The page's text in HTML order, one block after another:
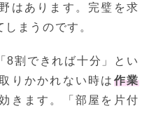
はあります。完璧を求
まうのです。
8割できれば十分」とい
りかかれない時は 作業
きます。「部屋を片付